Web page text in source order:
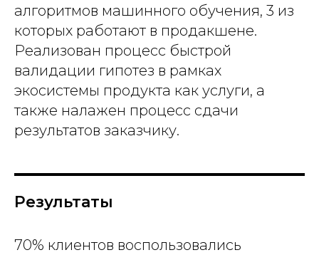
алгоритмов машинного обучения, 3 из
которых работают в продакшене.
Реализован процесс быстрой
валидации гипотез в рамках
экосистемы продукта как услуги, а
также налажен процесс сдачи
результатов заказчику.
Результаты
70% клиентов воспользовались